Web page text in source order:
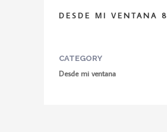
DESDE MI VENTANA 8
CATEGORY
Desde mi ventana